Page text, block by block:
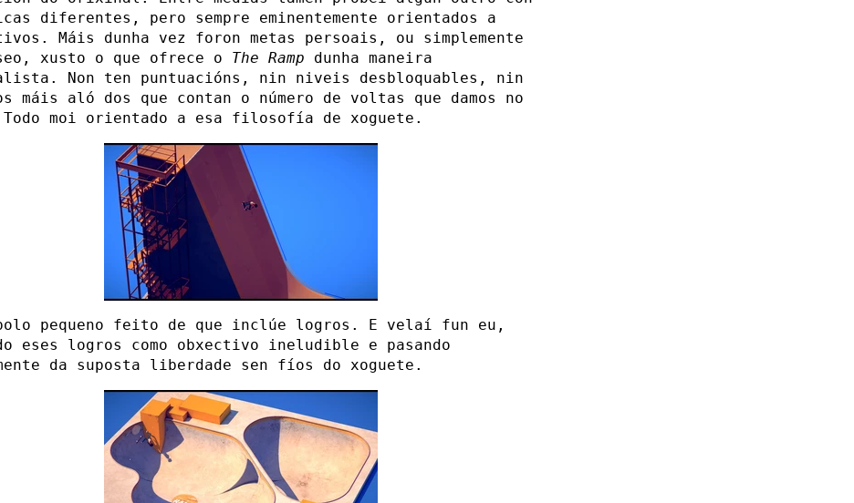
diferentes, pero sempre eminentemente orientados a
Máis dunha vez foron metas persoais, ou simplemente
xusto o que ofrece o The Ramp dunha maneira
Non ten puntuacións, nin niveis desbloquables, nin
máis aló dos que contan o número de voltas que damos no
moi orientado a esa filosofía de xoguete.
pequeno feito de que inclúe logros. E velaí fun eu,
eses logros como obxectivo ineludible e pasando
da suposta liberdade sen fíos do xoguete.